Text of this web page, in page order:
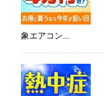
象エアコン...